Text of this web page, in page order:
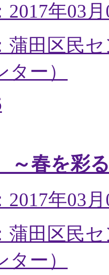
2017年03
蒲田区民
ター ）
春を彩
2017年03
蒲田区民
ター ）